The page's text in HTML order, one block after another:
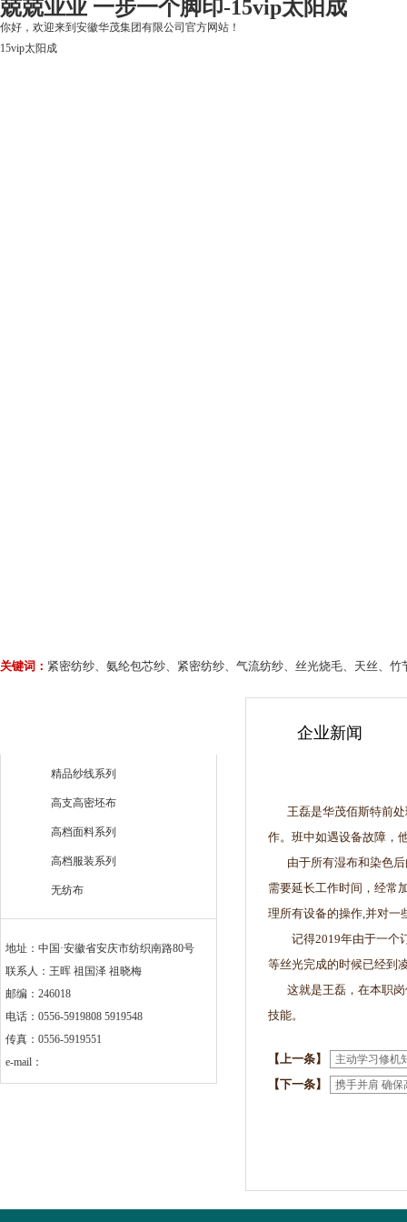
兢兢业业 一步一个脚印-15vip太阳成
你好，欢迎来到安徽华茂集团有限公司官方网站！
15vip太阳成
关键词： 紧密纺纱、氨纶包芯纱、紧密纺纱、气流纺纱、丝光烧毛、天丝、
精品纱线系列
高支高密坯布
高档面料系列
高档服装系列
无纺布
地址：中国·安徽省安庆市纺织南路80号
联系人：王晖 祖国泽 祖晓梅
邮编：246018
电话：0556-5919808 5919548
传真：0556-5919551
e-mail：
企业新闻
王磊是华茂佰斯特前处
作。班中如遇设备故障，
由于所有湿布和染色后
需要延长工作时间，经常
理所有设备的操作,并对一
记得2019年由于一个订
等丝光完成的时候已经到
这就是王磊，在本职岗
技能
【上一条】 主动学习修机
【下一条】 携手并肩 确保